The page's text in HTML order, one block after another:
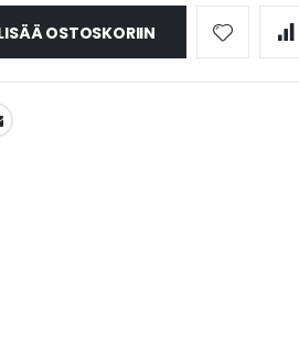
OSTOSKORIIN